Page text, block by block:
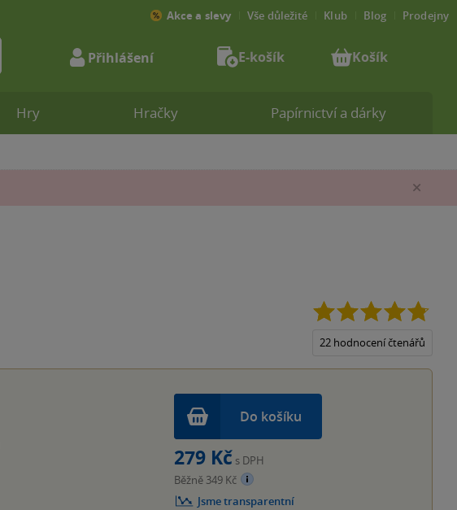
22 hodnocení čtenářů
Do košíku
279 Kč s DPH
Běžně 349 Kč
Jsme transparentní
Hry Hračky Papírnictví a dárky
Akce a slevy Vše důležité Klub Blog Prodejny
Přihlášení E-košík Košík